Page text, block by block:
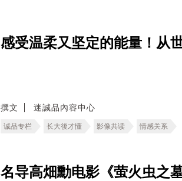
感受温柔又坚定的能量！从
撰文 迷誠品內容中心
诚品专栏 长大後才懂 影像共读 情感关系
名导高畑勳电影《萤火虫之